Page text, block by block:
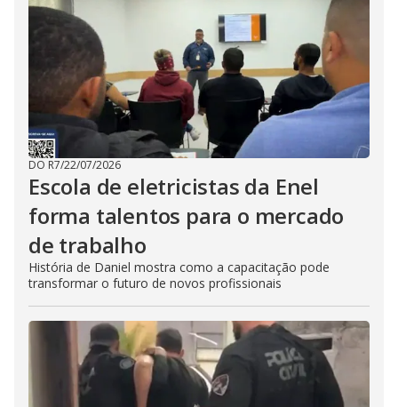
DO R7/22/07/2026
Escola de eletricistas da Enel
forma talentos para o mercado
de trabalho
História de Daniel mostra como a capacitação pode
transformar o futuro de novos profissionais